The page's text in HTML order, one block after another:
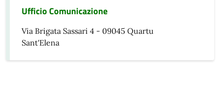
Ufficio Comunicazione
Via Brigata Sassari 4 - 09045 Quartu
Sant'Elena